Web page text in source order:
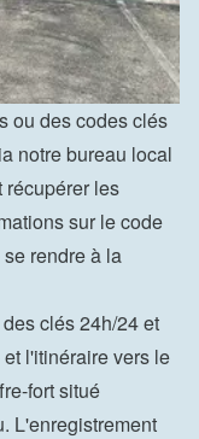
ou des codes clés
notre bureau local
récupérer les
sur le code
rendre à la
clés 24h/24 et
l'itinéraire vers le
fort situé
L'enregistrement